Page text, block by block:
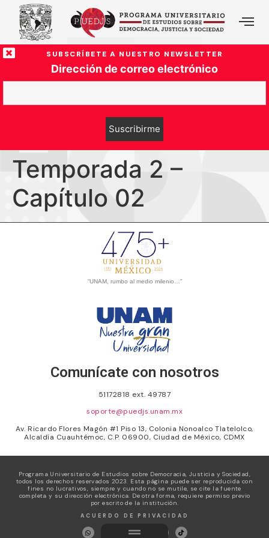
SUBSCRÍBETE A NUESTRO NEWSLETTER
Dirección de correo electrónico
Temporada 2 –
Capítulo 02
“UNAM, rumbo al medio milenio…”
Comunícate con nosotros
51172818 ext. 49787
soporte@puedjs.unam.mx
Av. Ricardo Flores Magón #1 Piso 13, Colonia Nonoalco Tlatelolco,
Alcaldía Cuauhtémoc, C.P. 06900, Ciudad de México, CDMX
Programa Universitario de Estudios sobre Democracia, Justicia y Sociedad,
todos los derechos reservados 2023. Esta página puede ser reproducida con
fines no lucrativos, siempre y cuando no se mutile, se cite la fuente
completa y su dirección electrónica. De otra forma, requiere permiso previo
por escrito de la institución.
ACUERDO DE PRIVACIDAD